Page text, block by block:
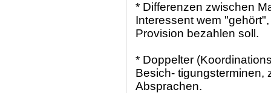
* Differenzen zwischen
Interessent wem
Provision bezahlen soll.
* Doppelter
Besich- tigungsterminen,
Absprachen.